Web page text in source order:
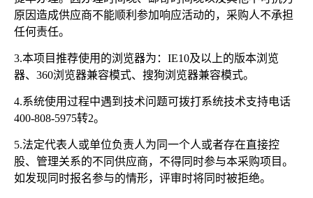
原因造成供应商不能顺利参加响应活动的，采购人不承担
任何责任。
3.本项目推荐使用的浏览器为：IE10及以上的版本浏览
器、360浏览器兼容模式、搜狗浏览器兼容模式。
4.系统使用过程中遇到技术问题可拨打系统技术支持电话
400-808-5975转2。
5.法定代表人或单位负责人为同一个人或者存在直接控
股、管理关系的不同供应商，不得同时参与本采购项目。
如发现同时报名参与的情形，评审时将同时被拒绝。